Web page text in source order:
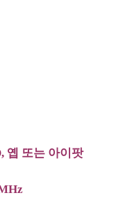
옙 또는 아이팟